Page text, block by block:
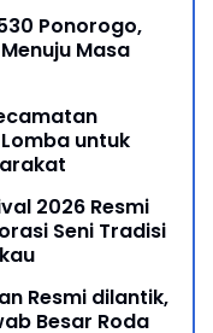
Ponorogo,
Masa
untuk
2026 Resmi
Seni Tradisi
Resmi dilantik,
Besar Roda